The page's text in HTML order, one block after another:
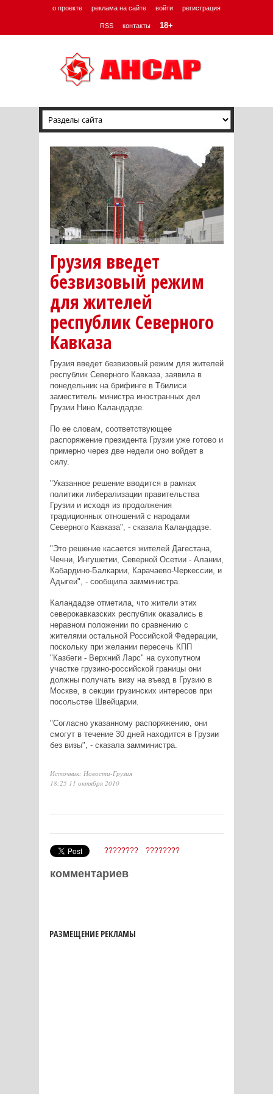
о проекте реклама на сайте войти регистрация
RSS контакты 18+
Грузия введет
безвизовый режим
для жителей
республик Северного
Кавказа
Грузия введет безвизовый режим для жителей
республик Северного Кавказа, заявила в
понедельник на брифинге в Тбилиси
заместитель министра иностранных дел
Грузии Нино Каландадзе.
По ее словам, соответствующее
распоряжение президента Грузии уже готово и
примерно через две недели оно войдет в
силу.
"Указанное решение вводится в рамках
политики либерализации правительства
Грузии и исходя из продолжения
традиционных отношений с народами
Северного Кавказа", - сказала Каландадзе.
"Это решение касается жителей Дагестана,
Чечни, Ингушетии, Северной Осетии - Алании,
Кабардино-Балкарии, Карачаево-Черкессии, и
Адыгеи", - сообщила замминистра.
Каландадзе отметила, что жители этих
северокавказских республик оказались в
неравном положении по сравнению с
жителями остальной Российской Федерации,
поскольку при желании пересечь КПП
"Казбеги - Верхний Ларс" на сухопутном
участке грузино-российской границы они
должны получать визу на въезд в Грузию в
Москве, в секции грузинских интересов при
посольстве Швейцарии.
"Согласно указанному распоряжению, они
смогут в течение 30 дней находится в Грузии
без визы", - сказала замминистра.
Источник: Новости-Грузия
18:25 11 октября 2010
???????? ????????
комментариев
РАЗМЕЩЕНИЕ РЕКЛАМЫ